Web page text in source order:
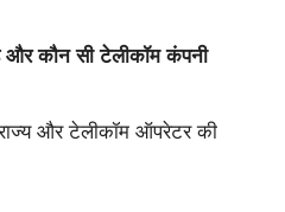
कौन सी टेलीकॉम कंपनी
और टेलीकॉम ऑपरेटर की